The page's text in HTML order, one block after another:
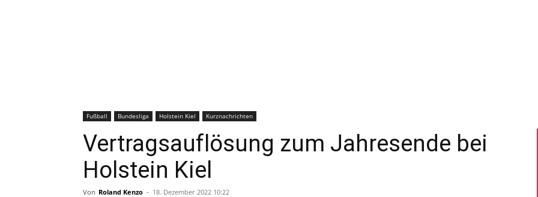
Fußball Bundesliga Holstein Kiel Kurznachrichten
Vertragsauflösung zum Jahresende bei
Holstein Kiel
Von Roland Kenzo - 18. Dezember 2022 10:22